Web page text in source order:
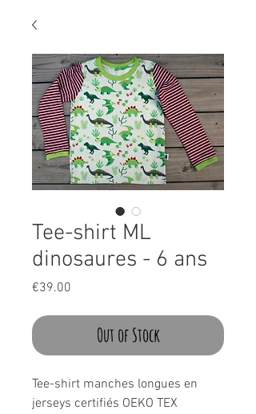
Tee-shirt ML
dinosaures - 6 ans
€39.00
Out of Stock
Tee-shirt manches longues en
jerseys certifiés OEKO TEX